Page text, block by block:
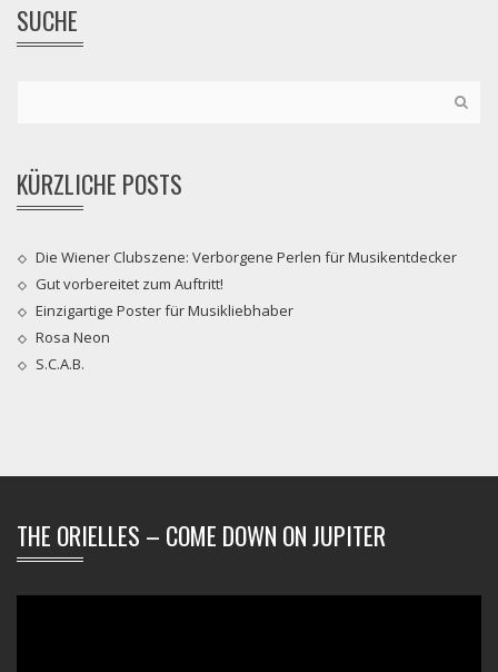
SUCHE
KÜRZLICHE POSTS
Die Wiener Clubszene: Verborgene Perlen für Musikentdecker
Gut vorbereitet zum Auftritt!
Einzigartige Poster für Musikliebhaber
Rosa Neon
S.C.A.B.
THE ORIELLES – COME DOWN ON JUPITER